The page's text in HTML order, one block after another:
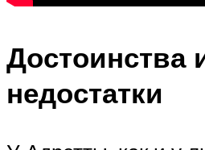
Достоинства
недостатки